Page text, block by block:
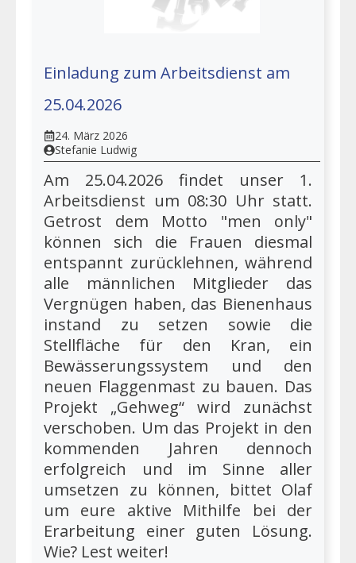
Einladung zum Arbeitsdienst am
25.04.2026
24. März 2026
Stefanie Ludwig
Am 25.04.2026 findet unser 1.
Arbeitsdienst um 08:30 Uhr statt.
Getrost dem Motto "men only"
können sich die Frauen diesmal
entspannt zurücklehnen, während
alle männlichen Mitglieder das
Vergnügen haben, das Bienenhaus
instand zu setzen sowie die
Stellfläche für den Kran, ein
Bewässerungssystem und den
neuen Flaggenmast zu bauen. Das
Projekt „Gehweg“ wird zunächst
verschoben. Um das Projekt in den
kommenden Jahren dennoch
erfolgreich und im Sinne aller
umsetzen zu können, bittet Olaf
um eure aktive Mithilfe bei der
Erarbeitung einer guten Lösung.
Wie? Lest weiter!